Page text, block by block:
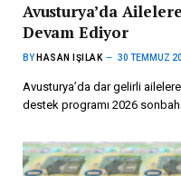
Avusturya’da
Devam Ediyor
BY HASAN IŞILAK 30 TEMMUZ
Avusturya’da dar gelirli
destek programı 2026